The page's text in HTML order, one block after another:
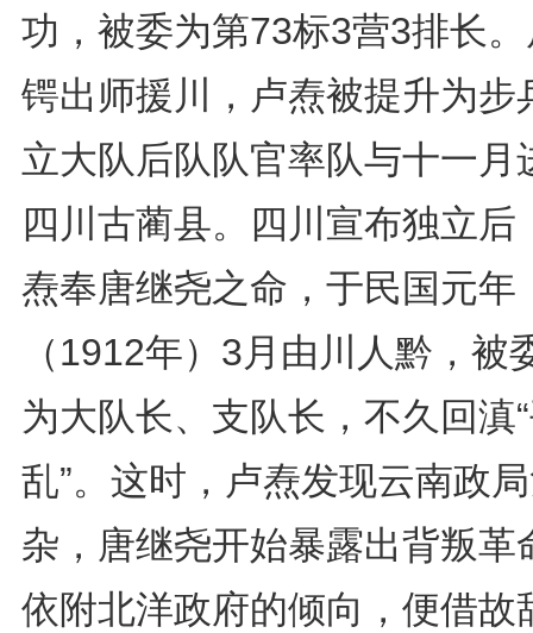
功，被委为第73标3营3排长
锷出师援川，卢焘被提升为步
立大队后队队官率队与十一月
四川古蔺县。四川宣布独立后
焘奉唐继尧之命，于民国元年
（1912年）3月由川人黔，被
为大队长、支队长，不久回滇
乱”。这时，卢焘发现云南政
杂，唐继尧开始暴露出背叛革
依附北洋政府的倾向，便借故